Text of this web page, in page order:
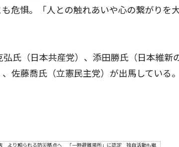
危惧。「人との触れあいや心の繋がりを
氏（日本共産党）、添田勝氏（日本維新
佐藤喬氏（立憲民主党）が出馬している。